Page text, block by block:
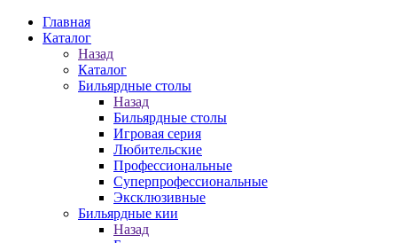
Главная
Каталог
Назад
Каталог
Бильярдные столы
Назад
Бильярдные столы
Игровая серия
Любительские
Профессиональные
Суперпрофессиональные
Эксклюзивные
Бильярдные кии
Назад